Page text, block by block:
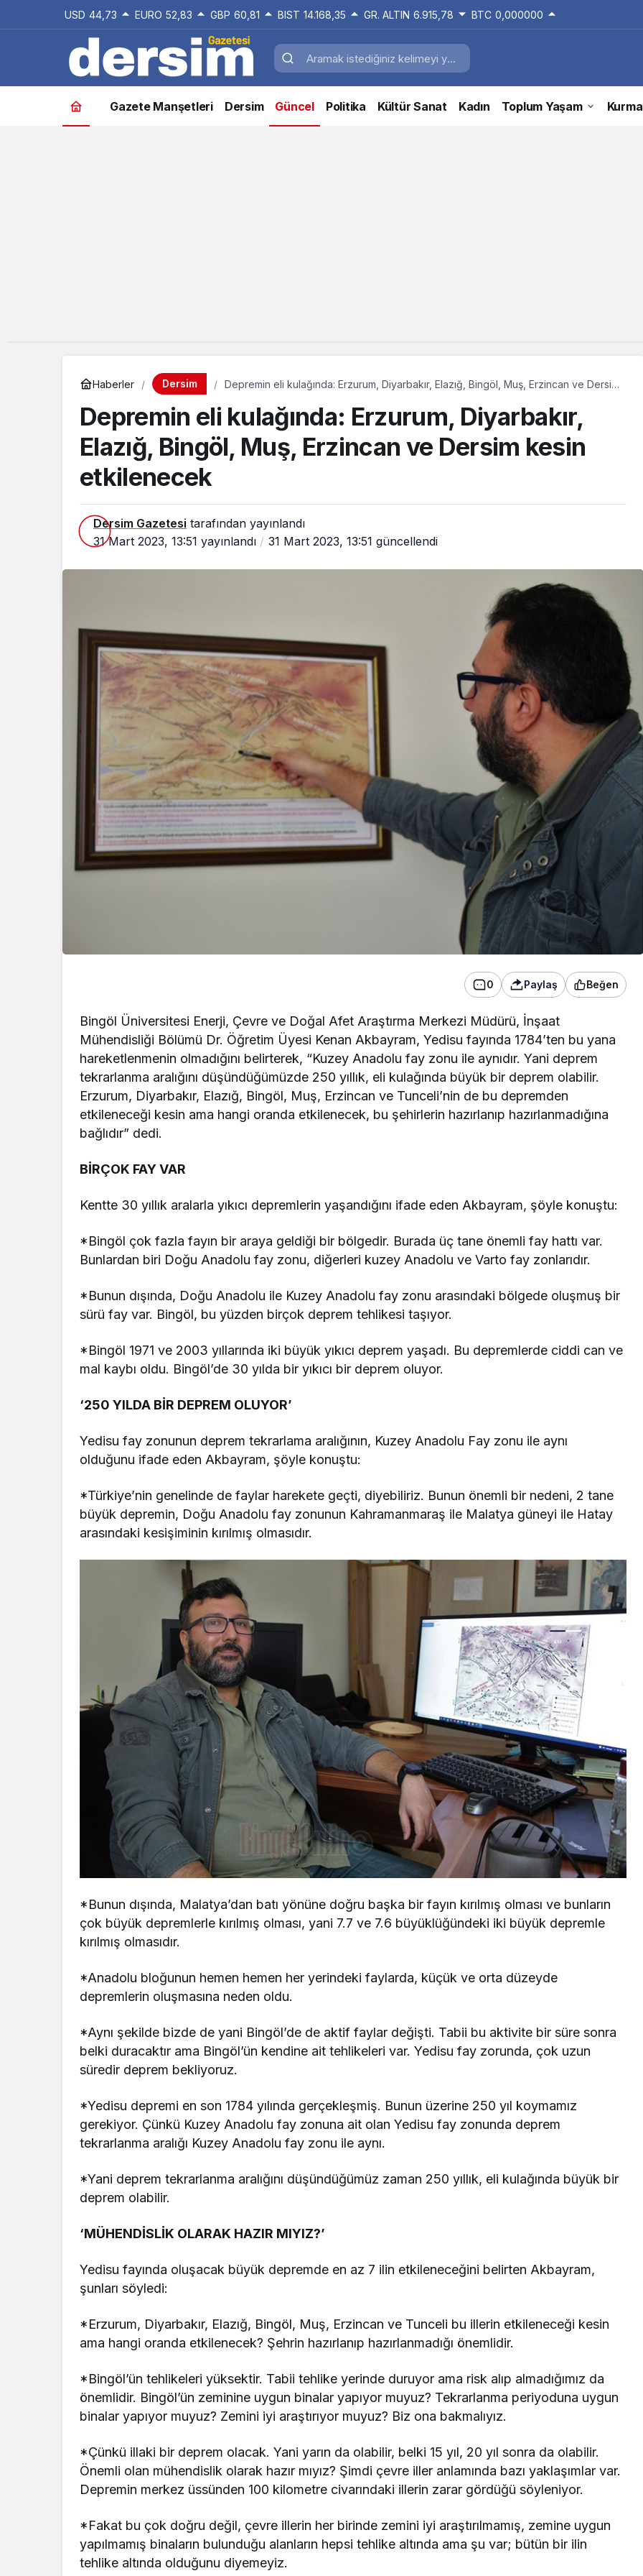
USD 44,73 EURO 52,83 GBP 60,81 BIST 14.168,35 GR. ALTIN 6.915,78 BTC 0,000000
Gazete Manşetleri Dersim Güncel Politika Kültür Sanat Kadın Toplum Yaşam
Haberler Dersim
Depremin eli kulağında: Erzurum, Diyarbakır, Elazığ, Bingöl, Muş, Erzincan ve Dersim
Depremin eli kulağında: Erzurum, Diyarbakır,
Elazığ, Bingöl, Muş, Erzincan ve Dersim kesin
etkilenecek
Dersim Gazetesi tarafından yayınlandı
31 Mart 2023, 13:51 yayınlandı 31 Mart 2023, 13:51 güncellendi
0 Paylaş Beğen
Bingöl Üniversitesi Enerji, Çevre ve Doğal Afet Araştırma Merkezi Müdürü, İnşaat
Mühendisliği Bölümü Dr. Öğretim Üyesi Kenan Akbayram, Yedisu fayında 1784’ten bu yana
hareketlenmenin olmadığını belirterek, “Kuzey Anadolu fay zonu ile aynıdır. Yani deprem
tekrarlanma aralığını düşündüğümüzde 250 yıllık, eli kulağında büyük bir deprem olabilir.
Erzurum, Diyarbakır, Elazığ, Bingöl, Muş, Erzincan ve Tunceli’nin de bu depremden
etkileneceği kesin ama hangi oranda etkilenecek, bu şehirlerin hazırlanıp hazırlanmadığına
bağlıdır” dedi.
BİRÇOK FAY VAR
Kentte 30 yıllık aralarla yıkıcı depremlerin yaşandığını ifade eden Akbayram, şöyle konuştu:
*Bingöl çok fazla fayın bir araya geldiği bir bölgedir. Burada üç tane önemli fay hattı var.
Bunlardan biri Doğu Anadolu fay zonu, diğerleri kuzey Anadolu ve Varto fay zonlarıdır.
*Bunun dışında, Doğu Anadolu ile Kuzey Anadolu fay zonu arasındaki bölgede oluşmuş bir
sürü fay var. Bingöl, bu yüzden birçok deprem tehlikesi taşıyor.
*Bingöl 1971 ve 2003 yıllarında iki büyük yıkıcı deprem yaşadı. Bu depremlerde ciddi can ve
mal kaybı oldu. Bingöl’de 30 yılda bir yıkıcı bir deprem oluyor.
‘250 YILDA BİR DEPREM OLUYOR’
Yedisu fay zonunun deprem tekrarlama aralığının, Kuzey Anadolu Fay zonu ile aynı
olduğunu ifade eden Akbayram, şöyle konuştu:
*Türkiye’nin genelinde de faylar harekete geçti, diyebiliriz. Bunun önemli bir nedeni, 2 tane
büyük depremin, Doğu Anadolu fay zonunun Kahramanmaraş ile Malatya güneyi ile Hatay
arasındaki kesişiminin kırılmış olmasıdır.
*Bunun dışında, Malatya’dan batı yönüne doğru başka bir fayın kırılmış olması ve bunların
çok büyük depremlerle kırılmış olması, yani 7.7 ve 7.6 büyüklüğündeki iki büyük depremle
kırılmış olmasıdır.
*Anadolu bloğunun hemen hemen her yerindeki faylarda, küçük ve orta düzeyde
depremlerin oluşmasına neden oldu.
*Aynı şekilde bizde de yani Bingöl’de de aktif faylar değişti. Tabii bu aktivite bir süre sonra
belki duracaktır ama Bingöl’ün kendine ait tehlikeleri var. Yedisu fay zorunda, çok uzun
süredir deprem bekliyoruz.
*Yedisu depremi en son 1784 yılında gerçekleşmiş. Bunun üzerine 250 yıl koymamız
gerekiyor. Çünkü Kuzey Anadolu fay zonuna ait olan Yedisu fay zonunda deprem
tekrarlanma aralığı Kuzey Anadolu fay zonu ile aynı.
*Yani deprem tekrarlanma aralığını düşündüğümüz zaman 250 yıllık, eli kulağında büyük bir
deprem olabilir.
‘MÜHENDİSLİK OLARAK HAZIR MIYIZ?’
Yedisu fayında oluşacak büyük depremde en az 7 ilin etkileneceğini belirten Akbayram,
şunları söyledi:
*Erzurum, Diyarbakır, Elazığ, Bingöl, Muş, Erzincan ve Tunceli bu illerin etkileneceği kesin
ama hangi oranda etkilenecek? Şehrin hazırlanıp hazırlanmadığı önemlidir.
*Bingöl’ün tehlikeleri yüksektir. Tabii tehlike yerinde duruyor ama risk alıp almadığımız da
önemlidir. Bingöl’ün zeminine uygun binalar yapıyor muyuz? Tekrarlanma periyoduna uygun
binalar yapıyor muyuz? Zemini iyi araştırıyor muyuz? Biz ona bakmalıyız.
*Çünkü illaki bir deprem olacak. Yani yarın da olabilir, belki 15 yıl, 20 yıl sonra da olabilir.
Önemli olan mühendislik olarak hazır mıyız? Şimdi çevre iller anlamında bazı yaklaşımlar var.
Depremin merkez üssünden 100 kilometre civarındaki illerin zarar gördüğü söyleniyor.
*Fakat bu çok doğru değil, çevre illerin her birinde zemini iyi araştırılmamış, zemine uygun
yapılmamış binaların bulunduğu alanların hepsi tehlike altında ama şu var; bütün bir ilin
tehlike altında olduğunu diyemeyiz.
başvuru yapıldı
Görüşmeler başladı:
Çerçeve yasa bugün
Adalet Komisyonu’nda